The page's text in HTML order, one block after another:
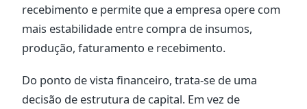
recebimento e permite que a empresa opere com
mais estabilidade entre compra de insumos,
produção, faturamento e recebimento.
Do ponto de vista financeiro, trata-se de uma
decisão de estrutura de capital. Em vez de